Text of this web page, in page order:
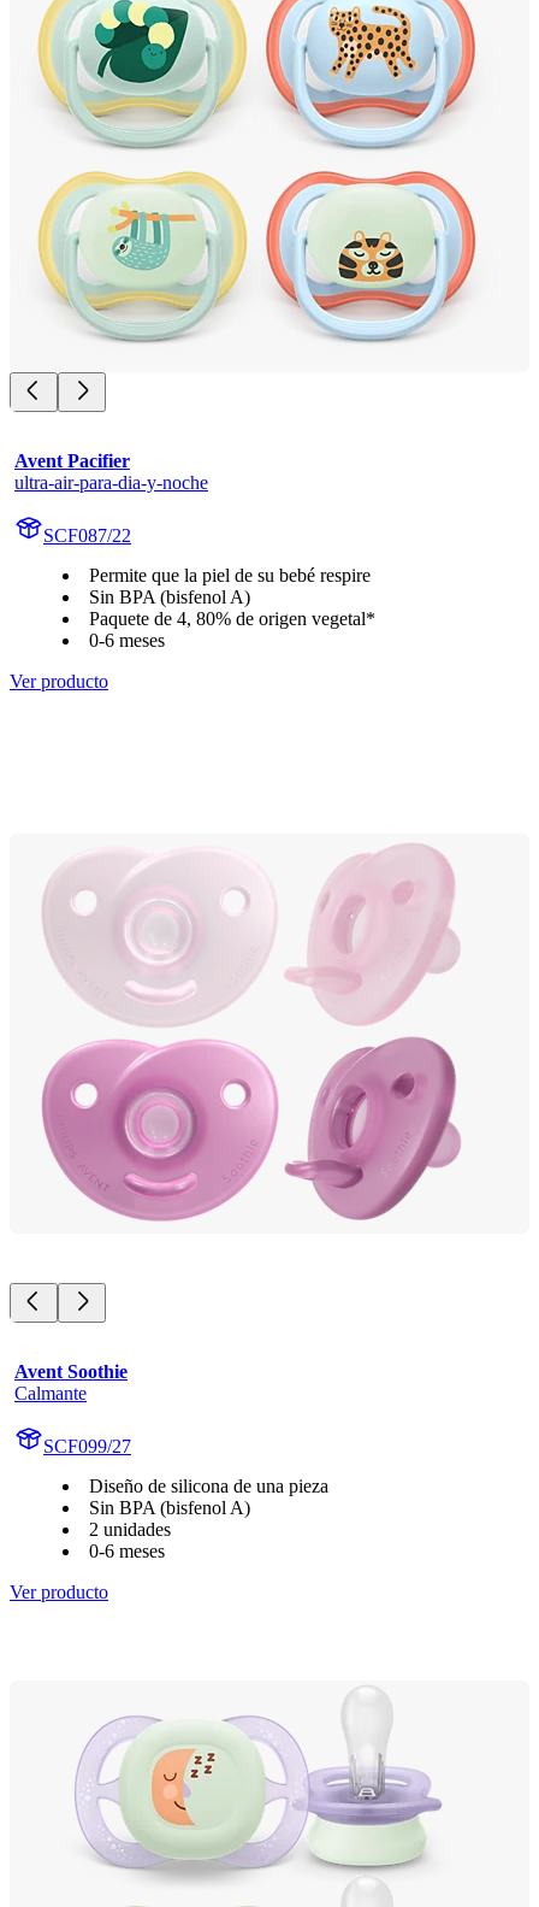
Avent Pacifier
ultra-air-para-dia-y-noche
SCF087/22
Permite que la piel de su bebé respire
Sin BPA (bisfenol A)
Paquete de 4, 80% de origen vegetal*
0-6 meses
Ver producto
Avent Soothie
Calmante
SCF099/27
Diseño de silicona de una pieza
Sin BPA (bisfenol A)
2 unidades
0-6 meses
Ver producto